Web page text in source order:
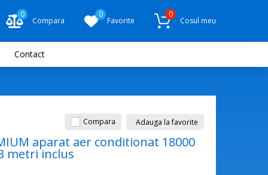
Compara
0
Favorite
0
Cosul meu
0
Contact
Compara Adauga la favorite
aparat aer conditionat 18000
metri inclus